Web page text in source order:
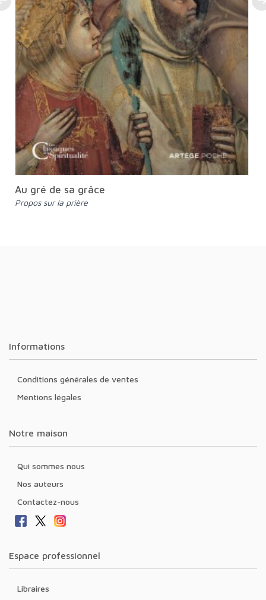
Au gré de sa grâce
Propos sur la prière
Informations
Conditions générales de ventes
Mentions légales
Notre maison
Qui sommes nous
Nos auteurs
Contactez-nous
Espace professionnel
Libraires